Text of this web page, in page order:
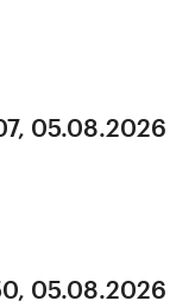
05.08.2026
05.08.2026